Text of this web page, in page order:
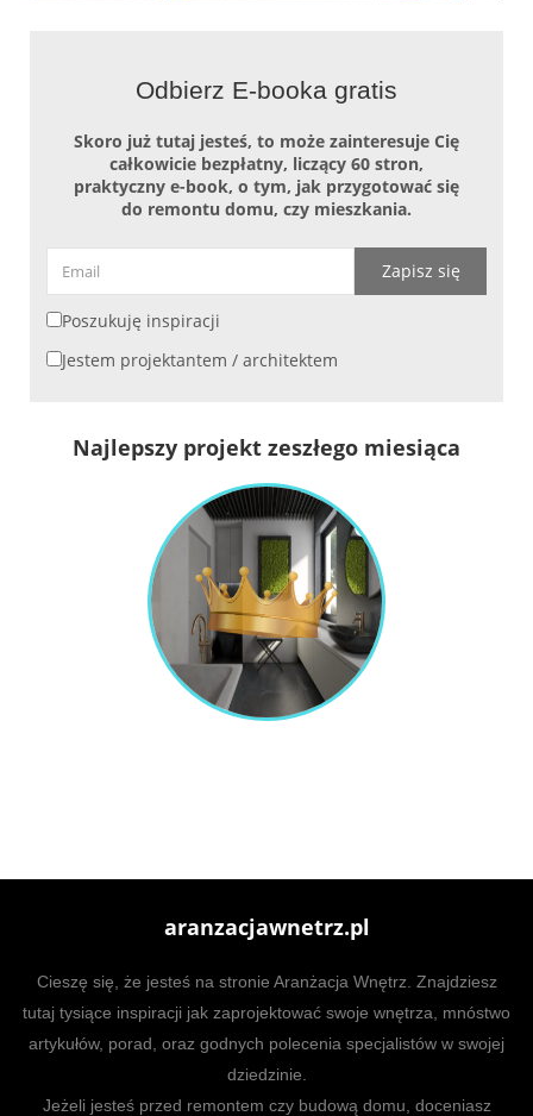
Odbierz E-booka gratis
Skoro już tutaj jesteś, to może zainteresuje Cię
całkowicie bezpłatny, liczący 60 stron,
praktyczny e-book, o tym, jak przygotować się
do remontu domu, czy mieszkania.
Zapisz się
Poszukuję inspiracji
Jestem projektantem / architektem
Najlepszy projekt zeszłego miesiąca
aranzacjawnetrz.pl
Cieszę się, że jesteś na stronie Aranżacja Wnętrz. Znajdziesz
tutaj tysiące inspiracji jak zaprojektować swoje wnętrza, mnóstwo
artykułów, porad, oraz godnych polecenia specjalistów w swojej
dziedzinie.
Jeżeli jesteś przed remontem czy budową domu, doceniasz